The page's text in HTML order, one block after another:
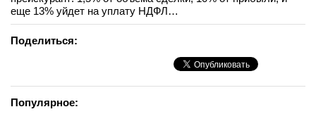
еще 13% уйдет на уплату НДФЛ…
Поделиться:
Популярное: